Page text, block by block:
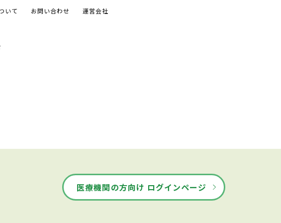
いて お問い合わせ 運営会社
医療機関の方向け ログインページ